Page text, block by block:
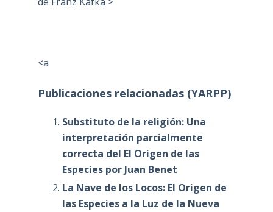
<a
Publicaciones relacionadas (YARPP)
Substituto de la religión: Una
interpretación parcialmente
correcta del El Origen de las
Especies por Juan Benet
La Nave de los Locos: El Origen de
las Especies a la Luz de la Nueva